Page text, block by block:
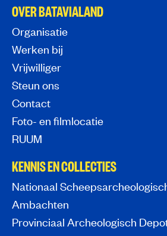
OVER BATAVIALAND
Organisatie
Werken bij
Vrijwilliger
Steun ons
Contact
Foto- en filmlocatie
RUUM
KENNIS EN COLLECTIES
Nationaal
Ambachten
Provinciaal Archeologisch